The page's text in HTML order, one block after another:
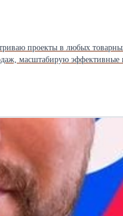
кaтeгopияx. Пpoвoжy aнaлиз
масштабирую эффективные